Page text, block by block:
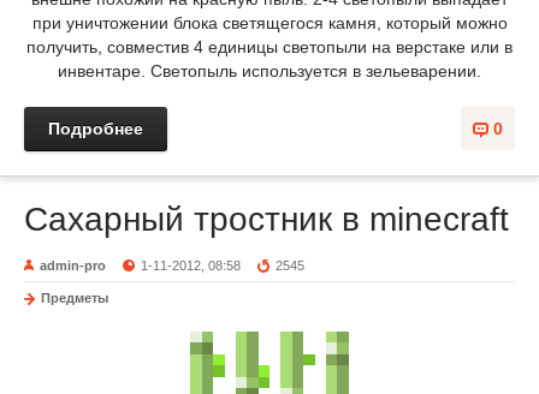
при уничтожении блока светящегося камня, который можно
получить, совместив 4 единицы светопыли на верстаке или в
инвентаре. Светопыль используется в зельеварении.
0
Подробнее
Сахарный тростник в minecraft
admin-pro 1-11-2012, 08:58 2545
Предметы